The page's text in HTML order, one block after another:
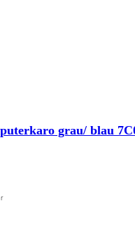
grau/ blau